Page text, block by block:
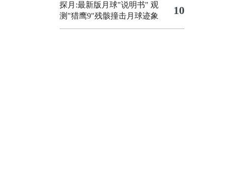
探月:最新版月球"说明书" 观
测"猎鹰9"残骸撞击月球迹象
10